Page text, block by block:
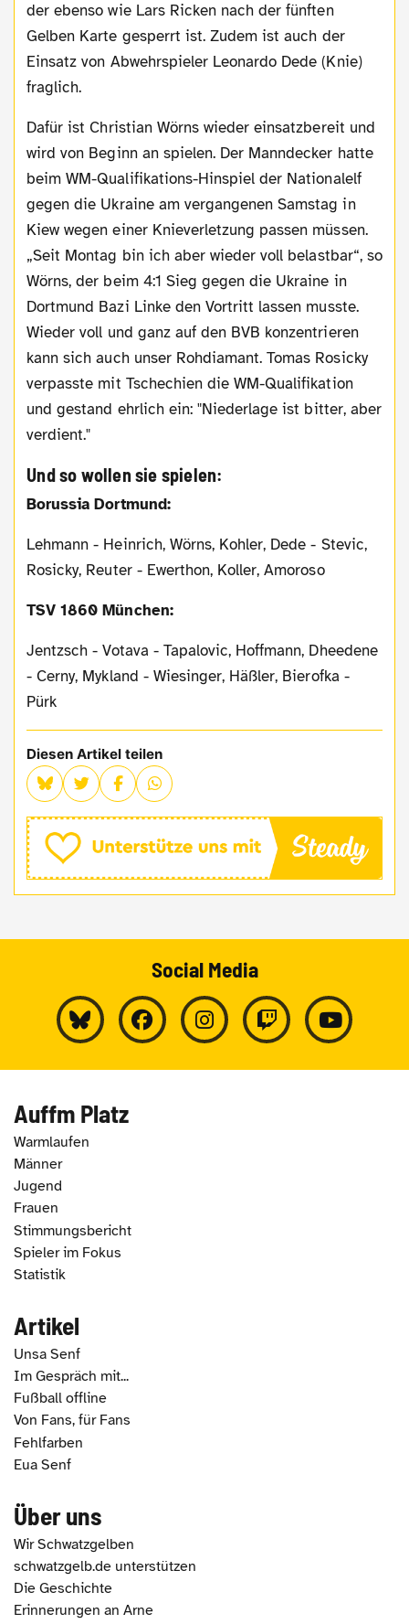
der ebenso wie Lars Ricken nach der fünften
Gelben Karte gesperrt ist. Zudem ist auch der
Einsatz von Abwehrspieler Leonardo Dede (Knie)
fraglich.
Dafür ist Christian Wörns wieder einsatzbereit und
wird von Beginn an spielen. Der Manndecker hatte
beim WM-Qualifikations-Hinspiel der Nationalelf
gegen die Ukraine am vergangenen Samstag in
Kiew wegen einer Knieverletzung passen müssen.
„Seit Montag bin ich aber wieder voll belastbar“, so
Wörns, der beim 4:1 Sieg gegen die Ukraine in
Dortmund Bazi Linke den Vortritt lassen musste.
Wieder voll und ganz auf den BVB konzentrieren
kann sich auch unser Rohdiamant. Tomas Rosicky
verpasste mit Tschechien die WM-Qualifikation
und gestand ehrlich ein: "Niederlage ist bitter, aber
verdient."
Und so wollen sie spielen:
Borussia Dortmund:
Lehmann - Heinrich, Wörns, Kohler, Dede - Stevic,
Rosicky, Reuter - Ewerthon, Koller, Amoroso
TSV 1860 München:
Jentzsch - Votava - Tapalovic, Hoffmann, Dheedene
- Cerny, Mykland - Wiesinger, Häßler, Bierofka -
Pürk
Diesen Artikel teilen
Social Media
Auffm Platz
Warmlaufen
Männer
Jugend
Frauen
Stimmungsbericht
Spieler im Fokus
Statistik
Artikel
Unsa Senf
Im Gespräch mit...
Fußball offline
Von Fans, für Fans
Fehlfarben
Eua Senf
Über uns
Wir Schwatzgelben
schwatzgelb.de unterstützen
Die Geschichte
Erinnerungen an Arne